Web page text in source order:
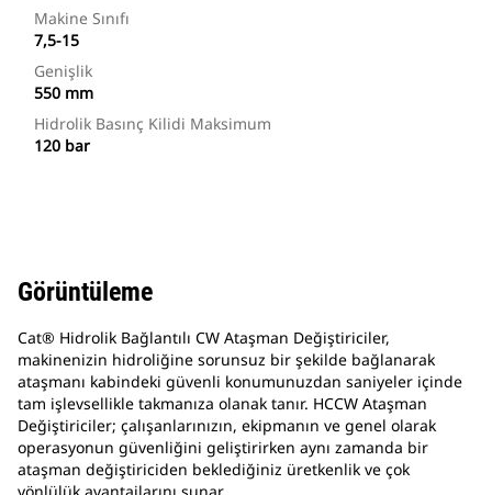
Makine Sınıfı
7,5-15
Genişlik
550 mm
Hidrolik Basınç Kilidi Maksimum
120 bar
Görüntüleme
Cat® Hidrolik Bağlantılı CW Ataşman Değiştiriciler,
makinenizin hidroliğine sorunsuz bir şekilde bağlanarak
ataşmanı kabindeki güvenli konumunuzdan saniyeler içinde
tam işlevsellikle takmanıza olanak tanır. HCCW Ataşman
Değiştiriciler; çalışanlarınızın, ekipmanın ve genel olarak
operasyonun güvenliğini geliştirirken aynı zamanda bir
ataşman değiştiriciden beklediğiniz üretkenlik ve çok